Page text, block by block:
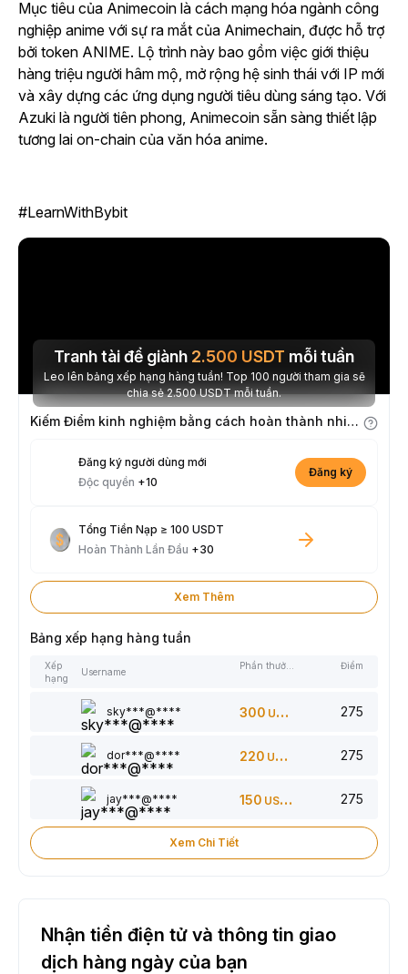
Mục tiêu của Animecoin là cách mạng hóa ngành công
nghiệp anime với sự ra mắt của Animechain, được hỗ trợ
bởi token ANIME. Lộ trình này bao gồm việc giới thiệu
hàng triệu người hâm mộ, mở rộng hệ sinh thái với IP mới
và xây dựng các ứng dụng người tiêu dùng sáng tạo. Với
Azuki là người tiên phong, Animecoin sẵn sàng thiết lập
tương lai on-chain của văn hóa anime.
#LearnWithBybit
Tranh tài để giành 2.500 USDT mỗi tuần
Leo lên bảng xếp hạng hàng tuần! Top 100 người tham gia sẽ
chia sẻ 2.500 USDT mỗi tuần.
Kiếm Điểm kinh nghiệm bằng cách hoàn thành nhiệm vụ
Đăng ký người dùng mới
Độc quyền +10
Đăng ký
Tổng Tiền Nạp ≥ 100 USDT
Hoàn Thành Lần Đầu +30
Xem Thêm
Bảng xếp hạng hàng tuần
Xếp
hạng
Username
Điểm
sky***@**** 300 USDT 275
dor***@**** 220 USDT 275
jay***@**** 150 USDT 275
Xem Chi Tiết
Nhận tiền điện tử và thông tin giao
dịch hàng ngày của bạn